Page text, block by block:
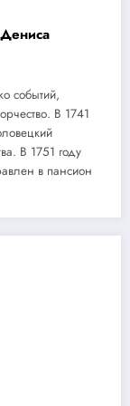
событий,
В 1741
В 1751 году
в пансион